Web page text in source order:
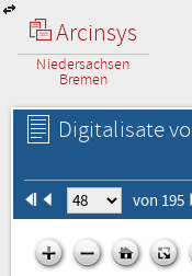
Arcinsys
Niedersachsen
Bremen
Digitalisate
von 195